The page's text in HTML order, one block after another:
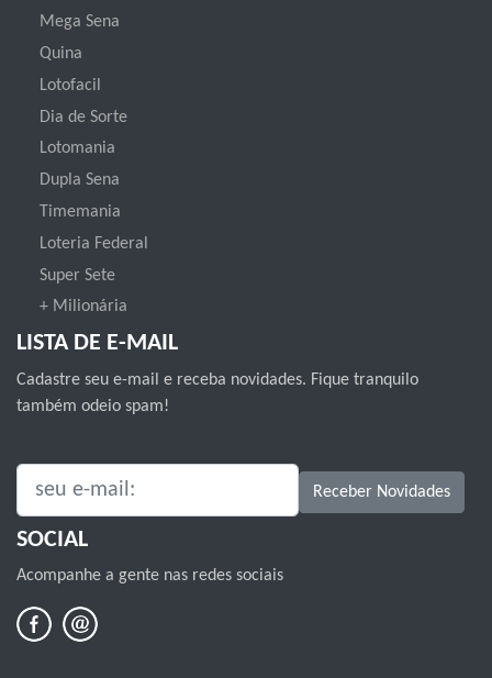
Mega Sena
Quina
Lotofacil
Dia de Sorte
Lotomania
Dupla Sena
Timemania
Loteria Federal
Super Sete
+ Milionária
LISTA DE E-MAIL
Cadastre seu e-mail e receba novidades. Fique tranquilo
também odeio spam!
SEU E-MAIL: Receber Novidades
SOCIAL
Acompanhe a gente nas redes sociais